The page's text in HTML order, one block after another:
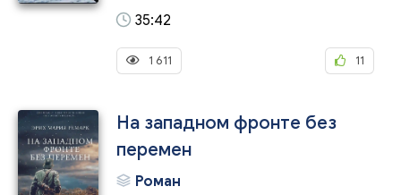
35:42
1 611 11
На западном фронте без
перемен
Роман